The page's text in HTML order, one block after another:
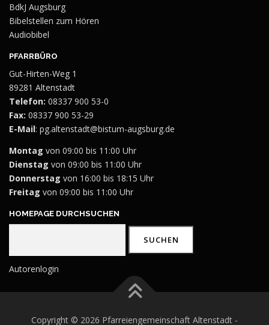
BdkJ Augsburg
Bibelstellen zum Hören
Audiobibel
PFARRBÜRO
Gut-Hirten-Weg 1
89281 Altenstadt
Telefon: 08337 900 53-0
Fax: 08337 900 53-29
E-Mail: pg.altenstadt@bistum-augsburg.de
Montag von 09:00 bis 11:00 Uhr
Dienstag von 09:00 bis 11:00 Uhr
Donnerstag von 16:00 bis 18:15 Uhr
Freitag von 09:00 bis 11:00 Uhr
HOMEPAGE DURCHSUCHEN
SUCHEN
Autorenlogin
Copyright © 2026 Pfarreiengemeinschaft Altenstadt -